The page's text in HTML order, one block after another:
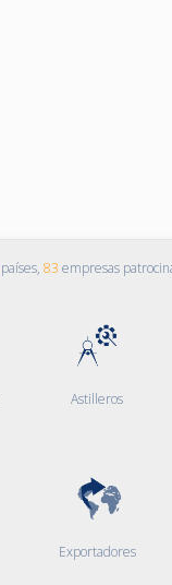
países, 83 empresas
Astilleros
Exportadores